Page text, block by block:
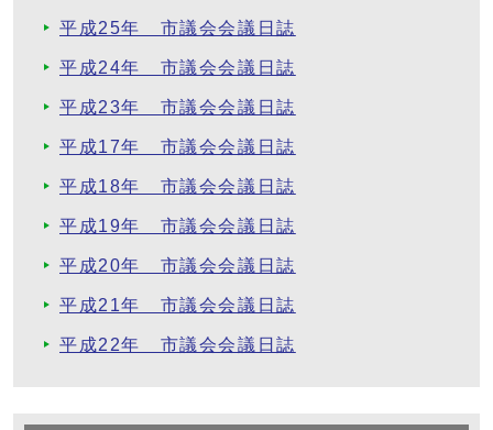
平成25年 市議会会議日誌
平成24年 市議会会議日誌
平成23年 市議会会議日誌
平成17年 市議会会議日誌
平成18年 市議会会議日誌
平成19年 市議会会議日誌
平成20年 市議会会議日誌
平成21年 市議会会議日誌
平成22年 市議会会議日誌